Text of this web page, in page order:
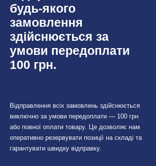
Матеріал стрижня: хром-
ванадієва сталь
Ручка: прозора,
ергономічна, протиковзка
Застосування: для
робіт
будь-якого
замовлення
здійснюється за
умови передоплати
100 грн.
Відправлення всіх замовлень здійснюється
виключно за умови передоплати — 100 грн
або повної оплати товару. Це дозволяє нам
оперативно резервувати позиції на складі та
гарантувати швидку відправку.